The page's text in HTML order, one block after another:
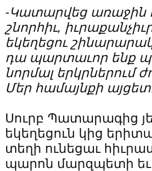
-Կատարվեց առաջին
շնորհիւ,
եկեղեցու
դա պարտաւոր ենք
նորմալ երկրներում
Մեր համայնքի
Սուրբ Պատարագից
եկեղեցուն կից
տեղի ունեցաւ
պարոն մարզպետի եւ